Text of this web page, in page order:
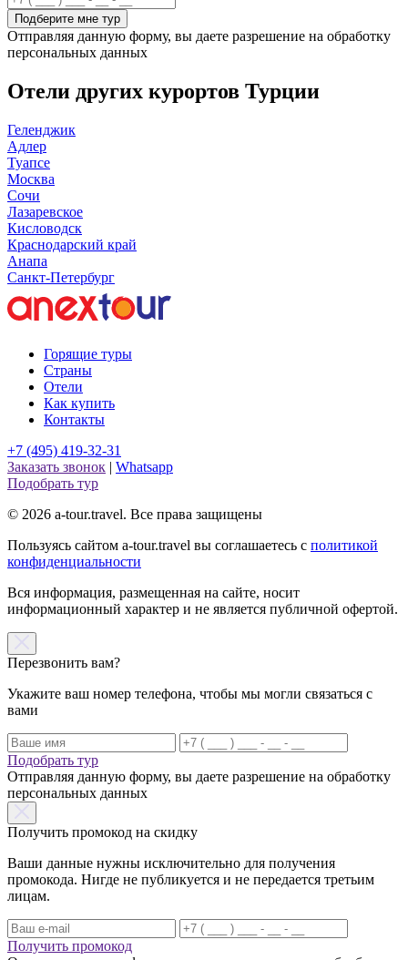
Подберите мне тур
Отправляя данную форму, вы даете разрешение на обработку
персональных данных
Отели других курортов Турции
Геленджик
Адлер
Туапсе
Москва
Сочи
Лазаревское
Кисловодск
Краснодарский край
Анапа
Санкт-Петербург
Горящие туры
Страны
Отели
Как купить
Контакты
+7 (495) 419-32-31
Заказать звонок | Whatsapp
Подобрать тур
© 2026 a-tour.travel. Все права защищены
Пользуясь сайтом a-tour.travel вы соглашаетесь с политикой
конфиденциальности
Вся информация, размещенная на сайте, носит
информационный характер и не является публичной офертой.
Перезвонить вам?
Укажите ваш номер телефона, чтобы мы могли связаться с
вами
Подобрать тур
Отправляя данную форму, вы даете разрешение на обработку
персональных данных
Получить промокод на скидку
Ваши данные нужны исключительно для получения
промокода. Нигде не публикуется и не передается третьим
лицам.
Получить промокод